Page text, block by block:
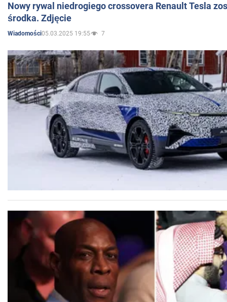
Nowy rywal niedrogiego crossovera Renault Tesla
środka. Zdjęcie
Wiadomości05.03.2025 19:55 7